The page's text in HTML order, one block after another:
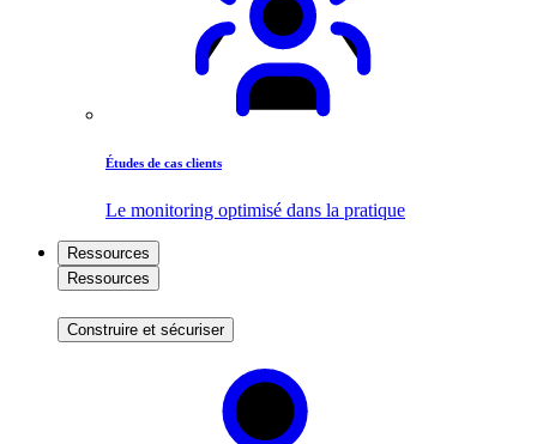
Études de cas clients
Le monitoring optimisé dans la pratique
Ressources
Ressources
Construire et sécuriser